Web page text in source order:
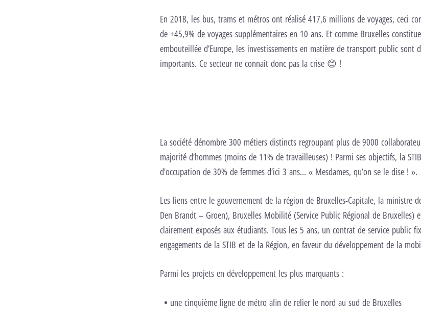
En 2018, les bus, trams et métros ont réalisé 417,6 millions de voyages, ceci
de +45,9% de voyages supplémentaires en 10 ans. Et comme Bruxelles
embouteillée d’Europe, les investissements en matière de transport public sont
importants. Ce secteur ne connaît donc pas la crise 😊 !
La société dénombre 300 métiers distincts regroupant plus de 9000
majorité d’hommes (moins de 11% de travailleuses) ! Parmi ses objectifs, la
d’occupation de 30% de femmes d’ici 3 ans… « Mesdames, qu’on se le dise ! ».
Les liens entre le gouvernement de la région de Bruxelles-Capitale, la ministre
Den Brandt – Groen), Bruxelles Mobilité (Service Public Régional de Bruxelles)
clairement exposés aux étudiants. Tous les 5 ans, un contrat de service public
engagements de la STIB et de la Région, en faveur du développement de la
Parmi les projets en développement les plus marquants :
une cinquième ligne de métro afin de relier le nord au sud de Bruxelles